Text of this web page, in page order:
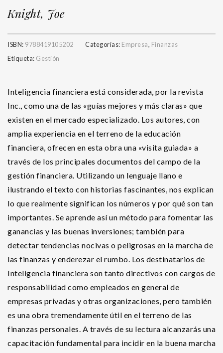
Knight, Joe
ISBN: 9788419105202 Categorías: Empresa, Finanzas
Etiqueta: Gestión
Inteligencia financiera está considerada, por la revista
Inc., como una de las «guías mejores y más claras» que
existen en el mercado especializado. Los autores, con
amplia experiencia en el terreno de la educación
financiera, ofrecen en esta obra una «visita guiada» a
través de los principales documentos del campo de la
gestión financiera. Utilizando un lenguaje llano e
ilustrando el texto con historias fascinantes, nos explican
lo que realmente significan los números y por qué son tan
importantes. Se aprende así un método para fomentar las
ganancias y las buenas inversiones; también para
detectar tendencias nocivas o peligrosas en la marcha de
las finanzas y enderezar el rumbo. Los destinatarios de
Inteligencia financiera son tanto directivos con cargos de
responsabilidad como empleados en general de
empresas privadas y otras organizaciones, pero también
es una obra tremendamente útil en el terreno de las
finanzas personales. A través de su lectura alcanzarás una
capacitación fundamental para incidir en la buena marcha